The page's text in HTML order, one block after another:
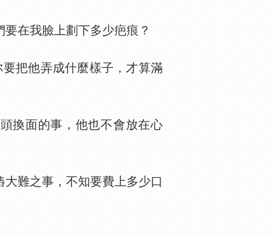
在我臉上劃下多少疤痕？
把他弄成什麼樣子，才算滿
換面的事，他也不會放在心
難之事，不知要費上多少口